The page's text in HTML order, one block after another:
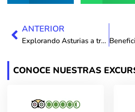
AntANTERIOR
Explorando Asturias a través de sus deportes de aventura.
CONOCE NUESTRAS